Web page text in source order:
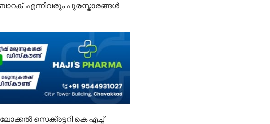
എന്നിവരും പുരസ്കാരങ്ങൾ
സെക്രട്ടറി കെ എച്ച്